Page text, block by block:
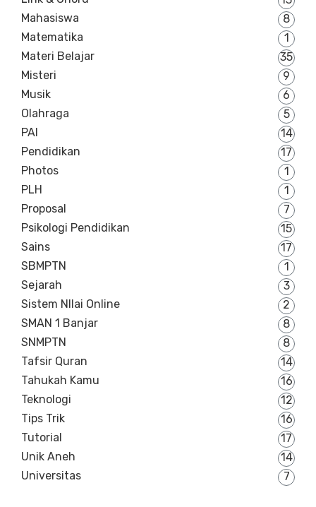
Mahasiswa
8
Matematika
1
Materi Belajar
35
Misteri
9
Musik
6
Olahraga
5
PAI
14
Pendidikan
17
Photos
1
PLH
1
Proposal
7
Psikologi Pendidikan
15
Sains
17
SBMPTN
1
Sejarah
3
Sistem NIlai Online
2
SMAN 1 Banjar
8
SNMPTN
8
Tafsir Quran
14
Tahukah Kamu
16
Teknologi
12
Tips Trik
16
Tutorial
17
Unik Aneh
14
Universitas
7